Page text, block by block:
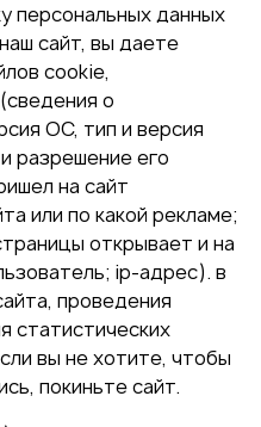
персональных данных
сайт, вы даете
cookie,
о
ОС, тип и версия
разрешение его
на сайт
или по какой рекламе;
открывает и на
ip-адрес). в
проведения
статистических
вы не хотите, чтобы
покиньте сайт.